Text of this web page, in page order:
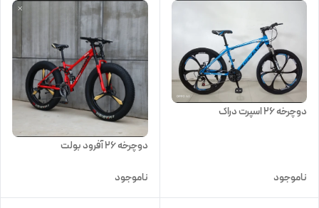
دوچرخه ۲۶ اسپرت دراک
ناموجود
دوچرخه 26 آفرود بولت
ناموجود